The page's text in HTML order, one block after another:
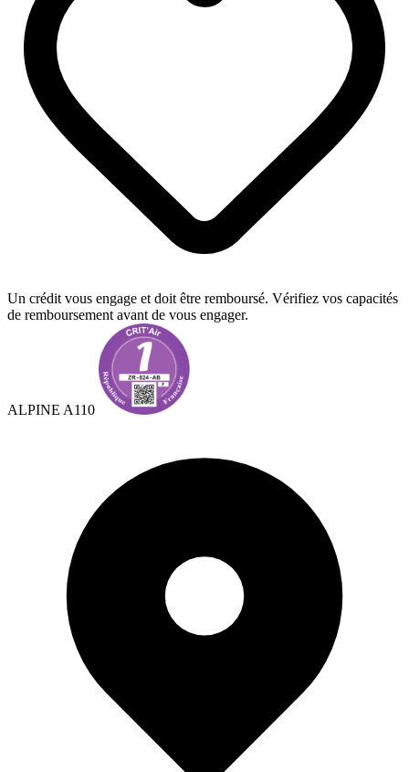
Un crédit vous engage et doit être remboursé. Vérifiez vos capacités
de remboursement avant de vous engager.
ALPINE A110